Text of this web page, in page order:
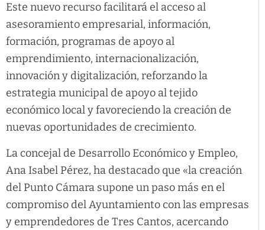
Este nuevo recurso facilitará el acceso al
asesoramiento empresarial, información,
formación, programas de apoyo al
emprendimiento, internacionalización,
innovación y digitalización, reforzando la
estrategia municipal de apoyo al tejido
económico local y favoreciendo la creación de
nuevas oportunidades de crecimiento.
La concejal de Desarrollo Económico y Empleo,
Ana Isabel Pérez, ha destacado que «la creación
del Punto Cámara supone un paso más en el
compromiso del Ayuntamiento con las empresas
y emprendedores de Tres Cantos, acercando